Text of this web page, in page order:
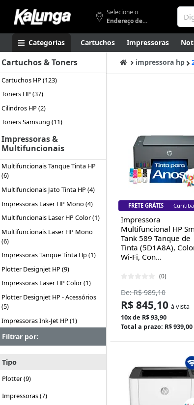
Selecione o
Endereço de entrega
Categorias Cartuchos Impressoras
Apresentação Smartphones Artes Gamers
Cartuchos & Toners
Cartuchos HP (123)
Toners HP (37)
Cilindros HP (2)
Toners Samsung (11)
Impressoras &
Multifuncionais
Multifuncionais Tanque Tinta HP
(6)
Multifuncionais Jato Tinta HP (4)
Impressoras Laser HP Mono (4)
Multifuncionais Laser HP Color (1)
Multifuncionais Laser HP Mono
(6)
Impressoras Tanque Tinta Hp (1)
Plotter Designjet HP (9)
Impressoras Laser HP Color (1)
Plotter Designjet HP - Acessórios
(5)
Impressoras Ink-Jet HP (1)
Filtrar por:
Tipo
Plotter (9)
Impressoras (7)
impressora hp
FRETE GRÁTIS
Impressora
Multifuncional HP
Tank 589 Tanque de
Tinta (5D1A8A),
Wi-Fi, Con...
(0)
De: R$ 989,10
R$ 845,10 à vista
10x de R$ 93,90
Total a prazo: R$ 939,00